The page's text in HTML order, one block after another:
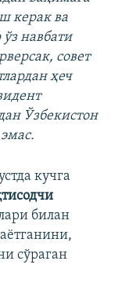
керак ва
навбати
совет
ҳеч
Ўзбекистон
кучга
билан
сўраган